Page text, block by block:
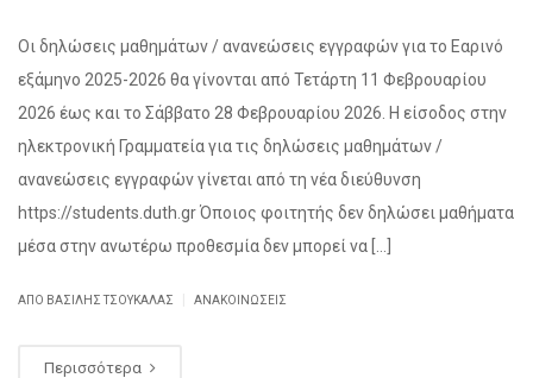
Οι δηλώσεις μαθημάτων / ανανεώσεις εγγραφών για το Εαρινό
εξάμηνο 2025-2026 θα γίνονται από Τετάρτη 11 Φεβρουαρίου
2026 έως και το Σάββατο 28 Φεβρουαρίου 2026. Η είσοδος στην
ηλεκτρονική Γραμματεία για τις δηλώσεις μαθημάτων /
ανανεώσεις εγγραφών γίνεται από τη νέα διεύθυνση
https://students.duth.gr Όποιος φοιτητής δεν δηλώσει μαθήματα
μέσα στην ανωτέρω προθεσμία δεν μπορεί να […]
ΑΠΌ ΒΑΣΊΛΗΣ ΤΣΟΥΚΑΛΆΣ ΑΝΑΚΟΙΝΏΣΕΙΣ
Περισσότερα